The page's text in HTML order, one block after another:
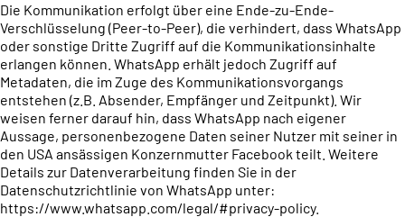
Die Kommunikation erfolgt über eine Ende-zu-Ende-
Verschlüsselung (Peer-to-Peer), die verhindert, dass WhatsApp
oder sonstige Dritte Zugriff auf die Kommunikationsinhalte
erlangen können. WhatsApp erhält jedoch Zugriff auf
Metadaten, die im Zuge des Kommunikationsvorgangs
entstehen (z.B. Absender, Empfänger und Zeitpunkt). Wir
weisen ferner darauf hin, dass WhatsApp nach eigener
Aussage, personenbezogene Daten seiner Nutzer mit seiner in
den USA ansässigen Konzernmutter Facebook teilt. Weitere
Details zur Datenverarbeitung finden Sie in der
Datenschutzrichtlinie von WhatsApp unter:
https://www.whatsapp.com/legal/#privacy-policy.